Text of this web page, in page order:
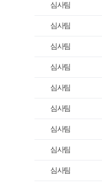
심사팀
심사팀
심사팀
심사팀
심사팀
심사팀
심사팀
심사팀
심사팀